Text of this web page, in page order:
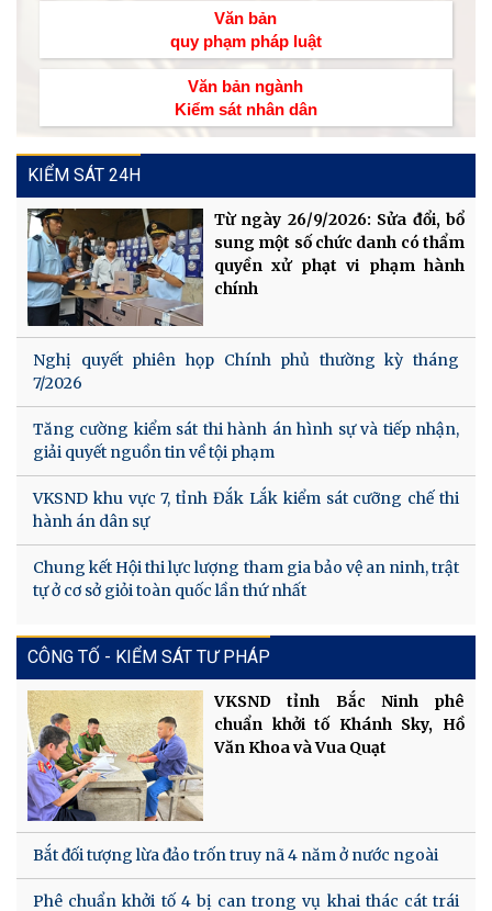
Văn bản
quy phạm pháp luật
Văn bản ngành
Kiểm sát nhân dân
KIỂM SÁT 24H
Từ ngày 26/9/2026: Sửa đổi, bổ
sung một số chức danh có thẩm
quyền xử phạt vi phạm hành
chính
Nghị quyết phiên họp Chính phủ thường kỳ tháng
7/2026
Tăng cường kiểm sát thi hành án hình sự và tiếp nhận,
giải quyết nguồn tin về tội phạm
VKSND khu vực 7, tỉnh Đắk Lắk kiểm sát cưỡng chế thi
hành án dân sự
Chung kết Hội thi lực lượng tham gia bảo vệ an ninh, trật
tự ở cơ sở giỏi toàn quốc lần thứ nhất
CÔNG TỐ - KIỂM SÁT TƯ PHÁP
VKSND tỉnh Bắc Ninh phê
chuẩn khởi tố Khánh Sky, Hồ
Văn Khoa và Vua Quạt
Bắt đối tượng lừa đảo trốn truy nã 4 năm ở nước ngoài
Phê chuẩn khởi tố 4 bị can trong vụ khai thác cát trái